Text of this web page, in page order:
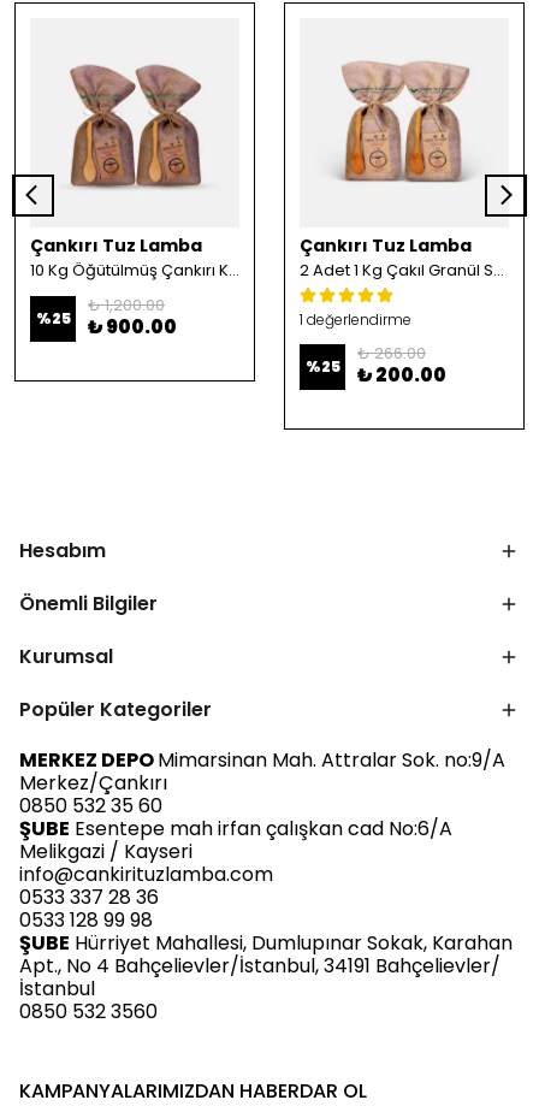
Çankırı Tuz Lamba
10 Kg Öğütülmüş Çankırı Kristal Kaya Tuzu
%25
₺ 1,200.00
₺ 900.00
Çankırı Tuz Lamba
2 Adet 1 Kg Çakıl Granül Sofrada Öğütme Tuzu
1 değerlendirme
%25
₺ 266.00
₺ 200.00
Hesabım
Önemli Bilgiler
Kurumsal
Popüler Kategoriler
MERKEZ DEPOMimarsinan Mah. Attralar Sok. no:9/A
Merkez/Çankırı
0850 532 35 60
ŞUBE Esentepe mah irfan çalışkan cad No:6/A
Melikgazi / Kayseri
info@cankirituzlamba.com
0533 337 28 36
0533 128 99 98
ŞUBE Hürriyet Mahallesi, Dumlupınar Sokak, Karahan
Apt., No 4 Bahçelievler/İstanbul, 34191 Bahçelievler/
İstanbul
0850 532 3560
KAMPANYALARIMIZDAN HABERDAR OL